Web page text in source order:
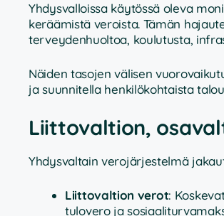
Yhdysvalloissa käytössä oleva
keräämistä veroista. Tämän
terveydenhuoltoa, koulutusta,
Näiden tasojen välisen
ja suunnitella henkilökohtaista
Liittovaltion,
Yhdysvaltain verojärjestelmä
Liittovaltion verot:
tulovero ja